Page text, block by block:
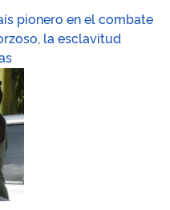
pionero en el combate
la esclavitud